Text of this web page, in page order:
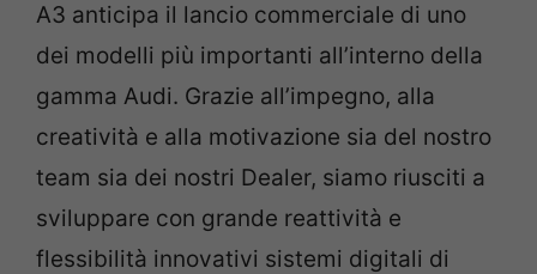
A3 anticipa il lancio commerciale di uno
dei modelli più importanti all’interno della
gamma Audi. Grazie all’impegno, alla
creatività e alla motivazione sia del nostro
team sia dei nostri Dealer, siamo riusciti a
sviluppare con grande reattività e
flessibilità innovativi sistemi digitali di